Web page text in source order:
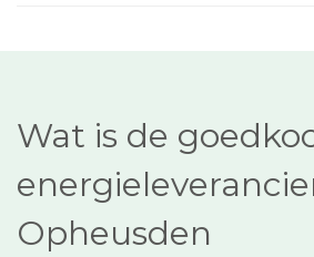
Wat is de
Opheusden